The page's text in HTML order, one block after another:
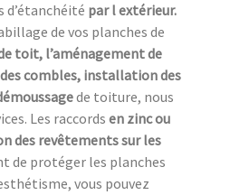
par l extérieur.
de vos planches de
toit, l’aménagement de
combles, installation des
de toiture, nous
Les raccords en zinc ou
des revêtements sur les
de protéger les planches
vous pouvez